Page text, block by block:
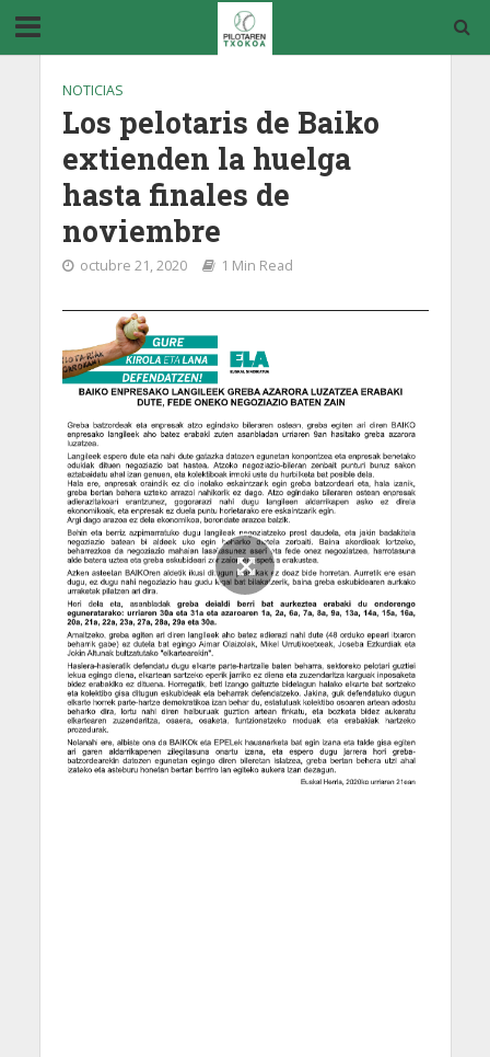
NOTICIAS
Los pelotaris de Baiko
extienden la huelga
hasta finales de
noviembre
octubre 21, 2020 1 Min Read